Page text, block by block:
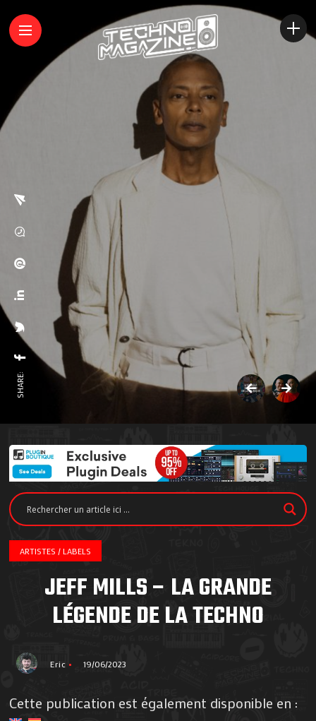
SHARE:
ARTISTES / LABELS
JEFF MILLS – LA GRANDE
LÉGENDE DE LA TECHNO
Eric 19/06/2023
Cette publication est également disponible en :